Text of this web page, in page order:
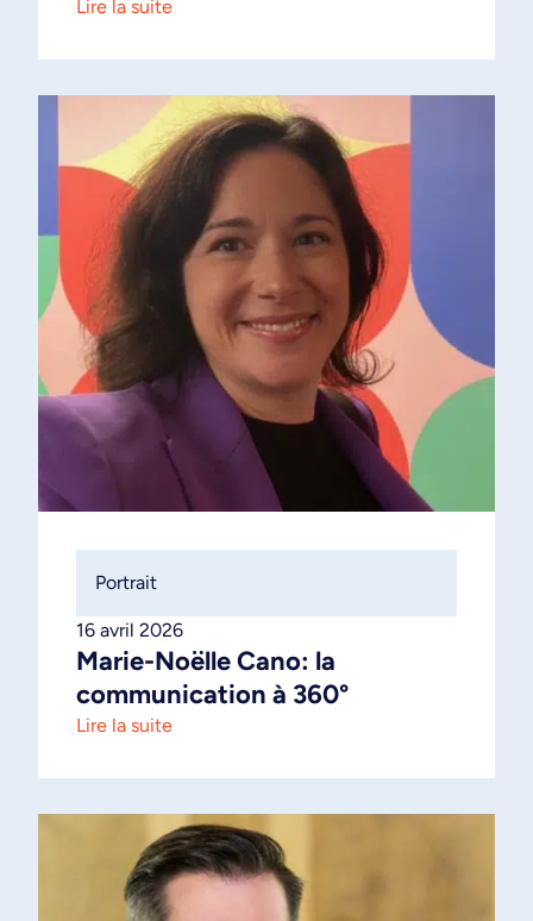
Lire la suite
16 avril 2026
Portrait
Marie-Noëlle Cano: la
communication à 360°
Lire la suite